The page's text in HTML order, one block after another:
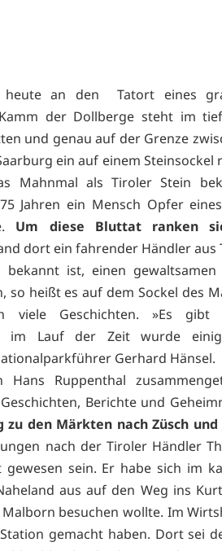
an den Tatort eines
der Dollberge steht im
und genau auf der Grenze
ein auf einem Steinsockel
Mahnmal als Tiroler Stein
Jahren ein Mensch Opfer
Um diese Bluttat ranken
dort ein fahrender Händler aus
ist, einen gewaltsamen
heißt es auf dem Sockel des
Geschichten. »Es gibt
im Lauf der Zeit wurde
Gerhard Hänsel.
Ruppenthal
Berichte und
zu den Märkten nach Züsch
nach der Tiroler Händler
sein. Er habe sich im
aus auf den Weg ins
besuchen wollte. Im
gemacht haben. Dort sei